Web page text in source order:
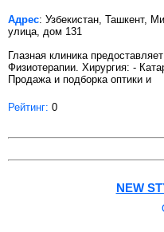
Адрес: Узбекистан, Ташкент,
улица, дом 131
Глазная клиника
Физиотерапии. Хирургия: -
Продажа и подборка оптики и
Рейтинг: 0
NEW